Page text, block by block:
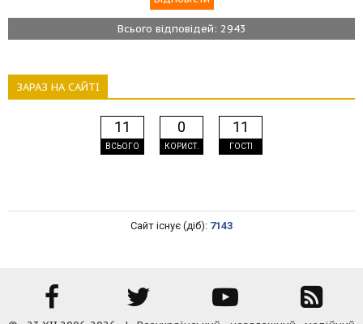
Всього відповідей: 2943
ЗАРАЗ НА САЙТІ
11
ВСЬОГО
0
КОРИСТ.
11
ГОСТІ
Сайт існує (діб): 7143